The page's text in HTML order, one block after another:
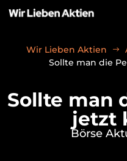
Wir Lieben Aktien
Sollte man die
Sollte man
jetzt
Börse